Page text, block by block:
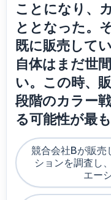
ことになり、
ととなった。
既に販売して
自体はまだ世
い。この時、
段階のカラー
る可能性が最
競合会社Bが販売
ションを調査し
エー